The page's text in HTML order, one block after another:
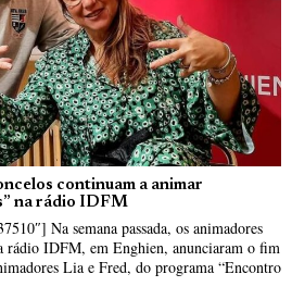
continuam a animar
na rádio IDFM
Na semana passada, os animadores
rádio IDFM, em Enghien, anunciaram o fim
Lia e Fred, do programa “Encontro